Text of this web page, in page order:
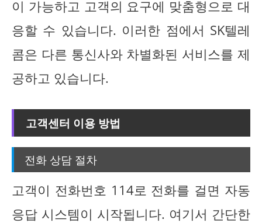
이 가능하고 고객의 요구에 맞춤형으로 대
응할 수 있습니다. 이러한 점에서 SK텔레
콤은 다른 통신사와 차별화된 서비스를 제
공하고 있습니다.
고객센터 이용 방법
전화 상담 절차
고객이 전화번호 114로 전화를 걸면 자동
응답 시스템이 시작됩니다. 여기서 간단한